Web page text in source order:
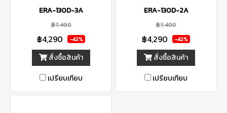
ERA-130D-3A
฿7,400
฿4,290 -42%
สั่งซื้อสินค้า
เปรียบเทียบ
ERA-130D-2A
฿7,400
฿4,290 -42%
สั่งซื้อสินค้า
เปรียบเทียบ